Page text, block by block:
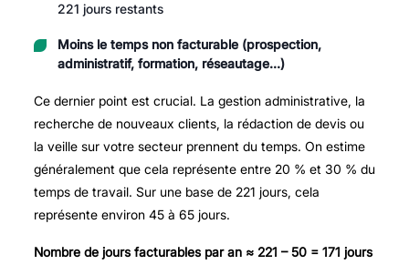
221 jours restants
Moins le temps non facturable (prospection,
administratif, formation, réseautage…)
Ce dernier point est crucial. La gestion administrative, la
recherche de nouveaux clients, la rédaction de devis ou
la veille sur votre secteur prennent du temps. On estime
généralement que cela représente entre 20 % et 30 % du
temps de travail. Sur une base de 221 jours, cela
représente environ 45 à 65 jours.
Nombre de jours facturables par an ≈ 221 – 50 = 171 jours